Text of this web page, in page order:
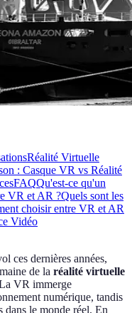
Réalité Virtuelle
: Casque VR vs Réalité
FAQQu'est-ce qu'un
VR et AR ?Quels sont les
choisir entre VR et AR
Vidéo
ces dernières années,
de la réalité virtuelle
VR immerge
numérique, tandis
dans le monde réel. En